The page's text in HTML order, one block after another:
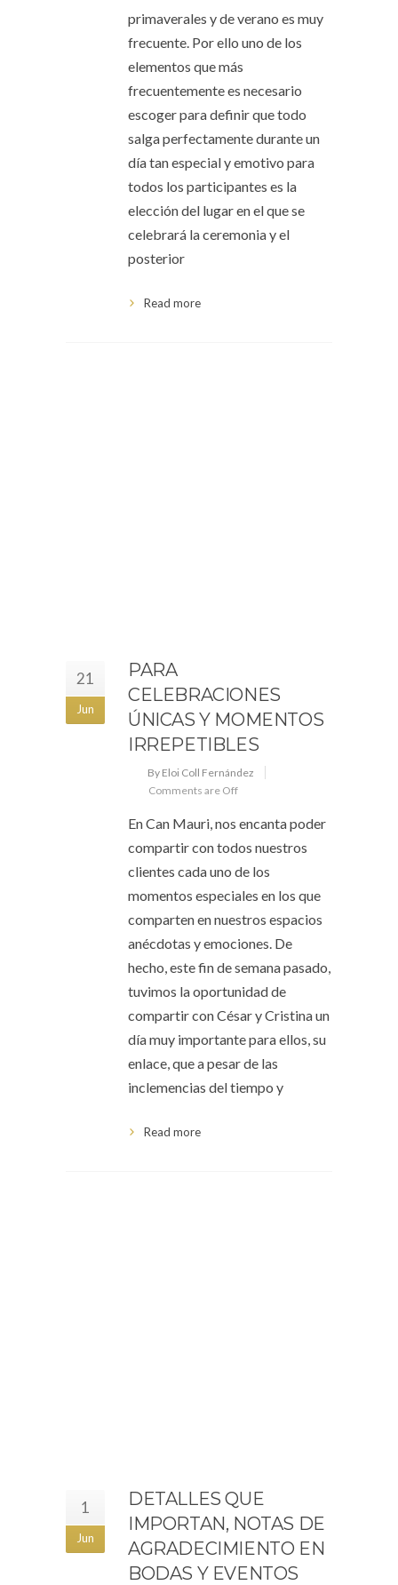
primaverales y de verano es muy
frecuente. Por ello uno de los
elementos que más
frecuentemente es necesario
escoger para definir que todo
salga perfectamente durante un
día tan especial y emotivo para
todos los participantes es la
elección del lugar en el que se
celebrará la ceremonia y el
posterior
Read more
21
Jun
PARA
CELEBRACIONES
ÚNICAS Y MOMENTOS
IRREPETIBLES
By Eloi Coll Fernández
Comments are Off
En Can Mauri, nos encanta poder
compartir con todos nuestros
clientes cada uno de los
momentos especiales en los que
comparten en nuestros espacios
anécdotas y emociones. De
hecho, este fin de semana pasado,
tuvimos la oportunidad de
compartir con César y Cristina un
día muy importante para ellos, su
enlace, que a pesar de las
inclemencias del tiempo y
Read more
1
Jun
DETALLES QUE
IMPORTAN, NOTAS DE
AGRADECIMIENTO EN
BODAS Y EVENTOS